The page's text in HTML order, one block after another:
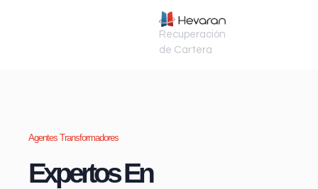
Recuperación
de Cartera
Agentes Transformadores
Expertos En